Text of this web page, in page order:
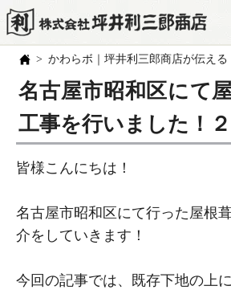
会社概要
選ばれる理由
施工事例
お客様の声
職人紹介
よくある質問
かわらボ｜坪井利三郎商店が伝え
名古屋市昭和区にて
工事を行いました！２
皆様こんにちは！
名古屋市昭和区にて行った屋根
介をしていきます！
今回の記事では、既存下地の上